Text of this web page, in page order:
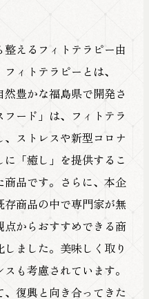
えるフィトテラピー由
ィトテラピーとは、
然豊かな福島県で開発さ
ード」は、フィトテラ
ストレスや新型コロナ
「癒し」を提供するこ
商品です。さらに、本企
商品の中で専門家が無
からおすすめできる商
ました。美味しく取り
も考慮されています。
復興と向き合ってきた